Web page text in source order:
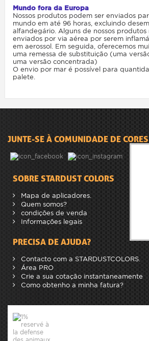
Mundo fora da Europa
Nossos produtos podem ser enviados
mundo em até 96 horas, excluindo
alfandegário. Alguns de nossos produtos
enviados por via aérea por serem
em aerossol. Em seguida, oferecemos
uma remessa de substituição (uma
uma versão concentrada)
O envio por mar é possível para
palete.
JUNTE-SE À COMUNIDADE DE
SOBRE STARDUST COLORS
Mapa de aplicadores.
Quem somos?
condições de venda
Informações legais
PRECISA DE AJUDA?
Contacto com a STARDUSTCOLORS.
Área PRO
Crie a sua cotação instantaneamente
Como obtenho a minha fatura?